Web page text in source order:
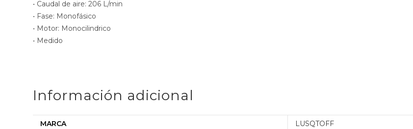
• Caudal de aire: 206 L/min
• Fase: Monofásico
• Motor: Monocilindrico
• Medido
Información adicional
MARCA LUSQTOFF